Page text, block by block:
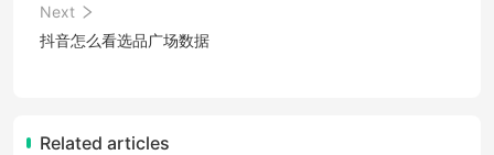
Next
抖音怎么看选品广场数据
Related articles